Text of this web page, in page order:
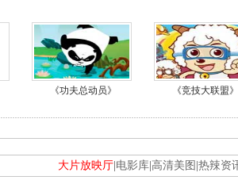
《功夫总动员》 《竞技大联盟》
大片放映厅 电影库 高清美图 热辣资